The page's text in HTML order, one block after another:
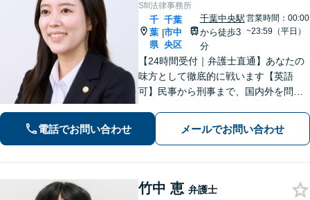
Sfil法律事務所
千
葉
県
|
千葉
市中
央区
千葉中央駅
から徒歩3
分
営業時間：00:00
~23:59（平日）
【24時間受付｜弁護士直通】あなたの
味方として徹底的に戦います【英語
可】民事から刑事まで、国内外を問わ
タル証拠・資産対応】ソーシャルワー
カー兼司法書士と連携【法テラス・WE
電話でお問い合わせ メールでお問い合わせ
竹中 恵 弁護士